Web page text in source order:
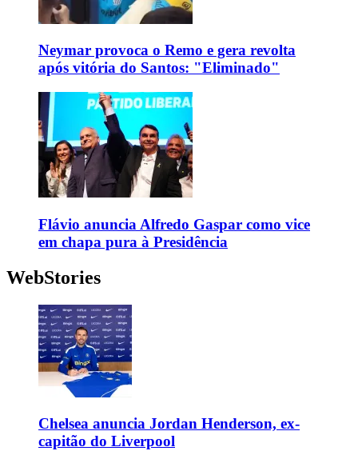
Neymar provoca o Remo e gera revolta
após vitória do Santos: "Eliminado"
Flávio anuncia Alfredo Gaspar como vice
em chapa pura à Presidência
WebStories
Chelsea anuncia Jordan Henderson, ex-
capitão do Liverpool